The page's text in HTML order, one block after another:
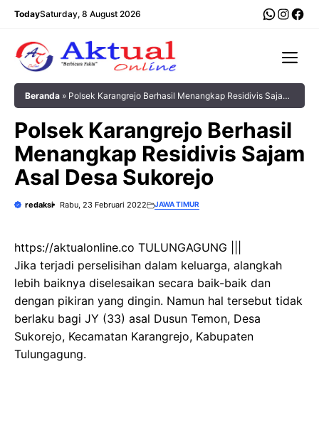
Langsung
TodaySaturday, 8 August 2026
Beranda » Polsek Karangrejo Berhasil Menangkap Residivis Sajam
Polsek Karangrejo Berhasil
Menangkap Residivis Sajam
Asal Desa Sukorejo
redaksi Rabu, 23 Februari 2022 JAWA TIMUR
https://aktualonline.co TULUNGAGUNG |||
Jika terjadi perselisihan dalam keluarga, alangkah
lebih baiknya diselesaikan secara baik-baik dan
dengan pikiran yang dingin. Namun hal tersebut tidak
berlaku bagi JY (33) asal Dusun Temon, Desa
Sukorejo, Kecamatan Karangrejo, Kabupaten
Tulungagung.